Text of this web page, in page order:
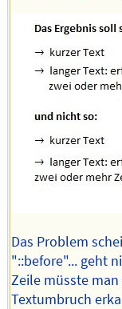
Das Problem
"::before"... geht
Zeile müsste
Textumbruch